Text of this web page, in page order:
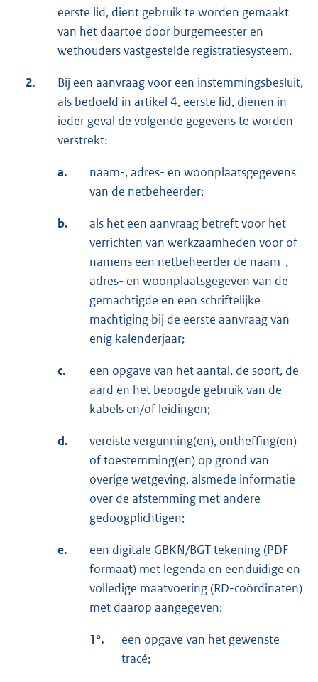
eerste lid, dient gebruik te worden gemaakt
van het daartoe door burgemeester en
wethouders vastgestelde registratiesysteem.
2.
Bij een aanvraag voor een instemmingsbesluit,
als bedoeld in artikel 4, eerste lid, dienen in
ieder geval de volgende gegevens te worden
verstrekt:
a.
naam-, adres- en woonplaatsgegevens
van de netbeheerder;
b.
als het een aanvraag betreft voor het
verrichten van werkzaamheden voor of
namens een netbeheerder de naam-,
adres- en woonplaatsgegeven van de
gemachtigde en een schriftelijke
machtiging bij de eerste aanvraag van
enig kalenderjaar;
c.
een opgave van het aantal, de soort, de
aard en het beoogde gebruik van de
kabels en/of leidingen;
d.
vereiste vergunning(en), ontheffing(en)
of toestemming(en) op grond van
overige wetgeving, alsmede informatie
over de afstemming met andere
gedoogplichtigen;
e.
een digitale GBKN/BGT tekening (PDF-
formaat) met legenda en eenduidige en
volledige maatvoering (RD-coördinaten)
met daarop aangegeven:
1°.
een opgave van het gewenste
tracé;